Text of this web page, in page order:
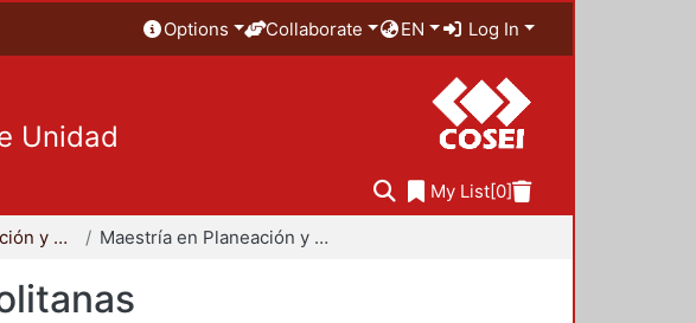
Options Collaborate EN Log In
Unidad
My List[0]
Maestría en Planeación y Políticas Metropolitanas Maestría en Planeación y Políticas Metropolitanas